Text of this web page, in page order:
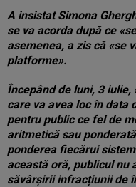
A insistat Simona
se va acorda după ce
asemenea, a zis că «se
platforme».
Începând de luni, 3
care va avea loc în data
pentru public ce fel de
aritmetică sau
ponderea fiecărui
această oră, publicul nu
săvârșirii infracțiunii de